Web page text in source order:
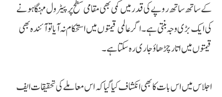
کے ساتھ ساتھ روپے کی قدر میں کمی بھی مقامی سطح پر پیٹرول مہنگا ہونے
کی ایک بڑی وجہ بنتی ہے۔ اگر عالمی قیمتوں میں استحکام نہ آیا تو آئندہ بھی
قیمتوں میں اتار چڑھاؤ جاری رہ سکتا ہے۔
اجلاس میں اس بات کا بھی انکشاف کیا گیا کہ اس معاملے کی تحقیقات ایف